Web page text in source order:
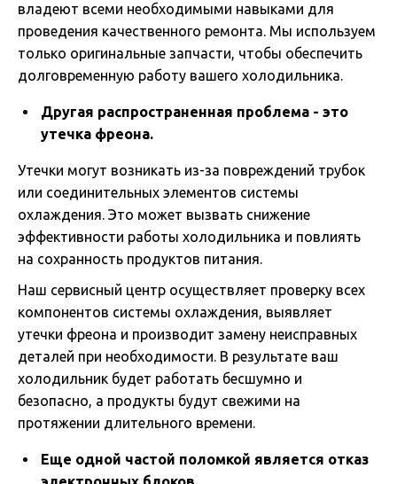
владеют всеми необходимыми навыками для
проведения качественного ремонта. Мы используем
только оригинальные запчасти, чтобы обеспечить
долговременную работу вашего холодильника.
Другая распространенная проблема - это
утечка фреона.
Утечки могут возникать из-за повреждений трубок
или соединительных элементов системы
охлаждения. Это может вызвать снижение
эффективности работы холодильника и повлиять
на сохранность продуктов питания.
Наш сервисный центр осуществляет проверку всех
компонентов системы охлаждения, выявляет
утечки фреона и производит замену неисправных
деталей при необходимости. В результате ваш
холодильник будет работать бесшумно и
безопасно, а продукты будут свежими на
протяжении длительного времени.
Еще одной частой поломкой является отказ